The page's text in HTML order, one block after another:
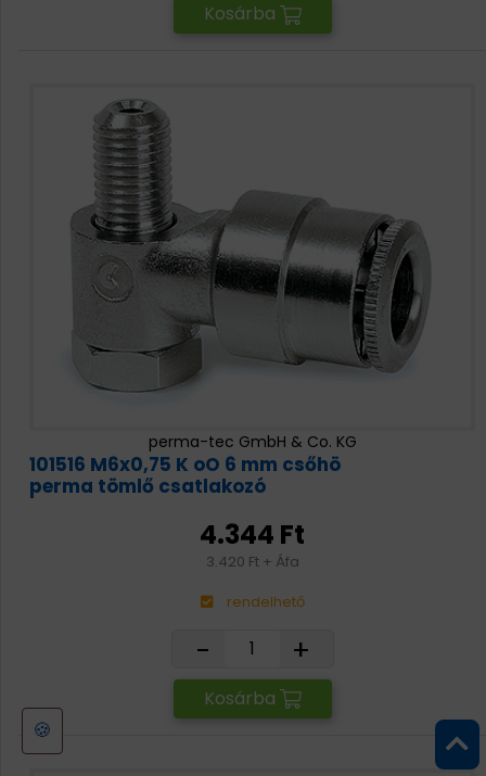
🍪
Kosárba
perma-tec GmbH & Co. KG
101516 M6x0,75 K oO 6 mm csőhö
perma tömlő csatlakozó
4.344 Ft
3.420 Ft + Áfa
rendelhető
- +
Kosárba